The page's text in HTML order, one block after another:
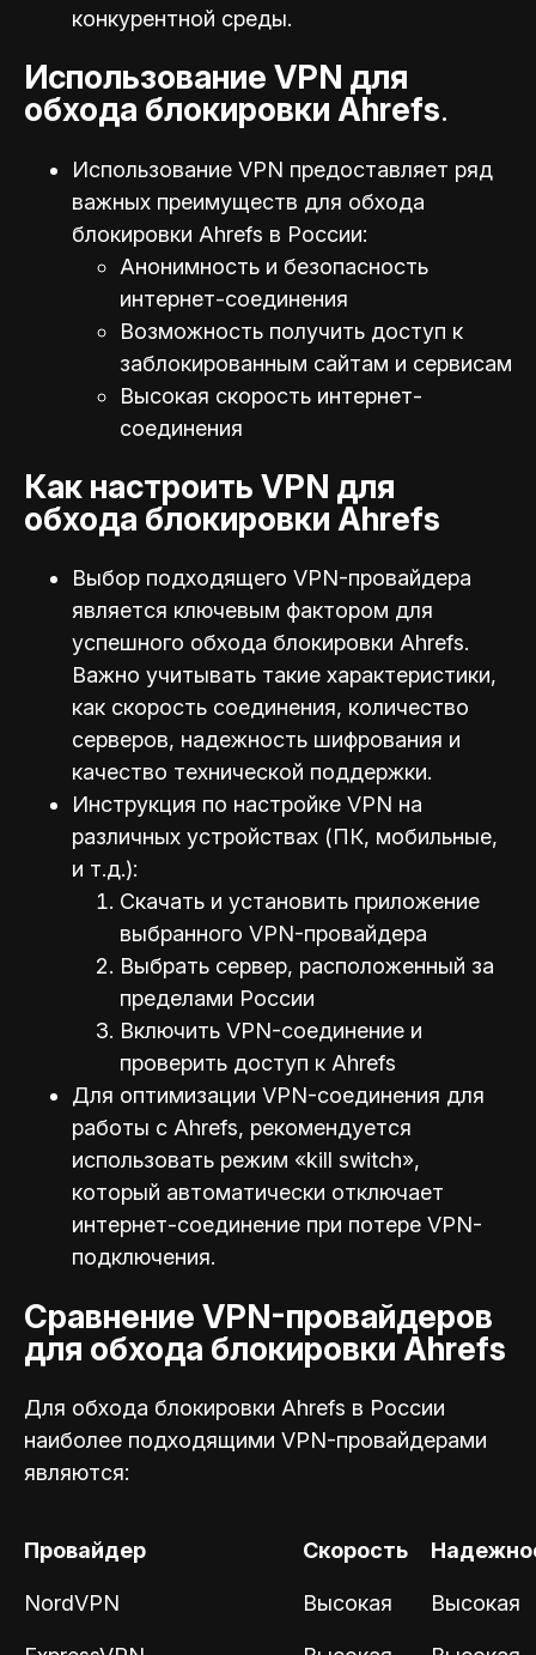
конкурентной среды.
Использование VPN для
обхода блокировки Ahrefs.
Использование VPN предоставляет ряд
важных преимуществ для обхода
блокировки Ahrefs в России:
Анонимность и безопасность
интернет-соединения
Возможность получить доступ к
заблокированным сайтам и сервисам
Высокая скорость интернет-
соединения
Как настроить VPN для
обхода блокировки Ahrefs
Выбор подходящего VPN-провайдера
является ключевым фактором для
успешного обхода блокировки Ahrefs.
Важно учитывать такие характеристики,
как скорость соединения, количество
серверов, надежность шифрования и
качество технической поддержки.
Инструкция по настройке VPN на
различных устройствах (ПК, мобильные,
и т.д.):
Скачать и установить приложение
выбранного VPN-провайдера
Выбрать сервер, расположенный за
пределами России
Включить VPN-соединение и
проверить доступ к Ahrefs
Для оптимизации VPN-соединения для
работы с Ahrefs, рекомендуется
использовать режим «kill switch»,
который автоматически отключает
интернет-соединение при потере VPN-
подключения.
Сравнение VPN-провайдеров
для обхода блокировки Ahrefs
Для обхода блокировки Ahrefs в России
наиболее подходящими VPN-провайдерами
являются:
Провайдер Скорость
NordVPN Высокая Высокая